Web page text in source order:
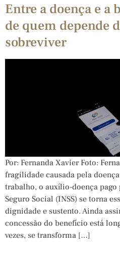
Entre a doença e a
de quem depende
sobreviver
Por: Fernanda Xavier Foto:
fragilidade causada pela
trabalho, o auxílio-doença
Seguro Social (INSS) se torna
dignidade e sustento. Ainda
concessão do benefício está
vezes, se transforma […]